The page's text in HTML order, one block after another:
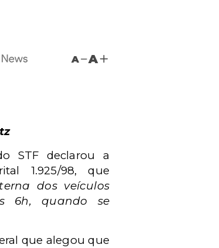
A A
STF declarou a
1.925/98, que
dos veículos
6h, quando se
que alegou que